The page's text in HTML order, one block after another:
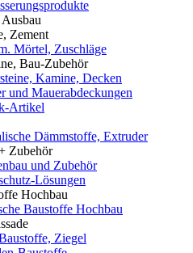
Zement
Mörtel, Zuschläge
Bau-Zubehör
Kamine, Decken
und Mauerabdeckungen
Artikel
Dämmstoffe, Extruder
Zubehör
und Zubehör
Lösungen
Hochbau
Baustoffe Hochbau
Ziegel